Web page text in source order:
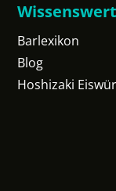
Barlexikon
Blog
Hoshizaki